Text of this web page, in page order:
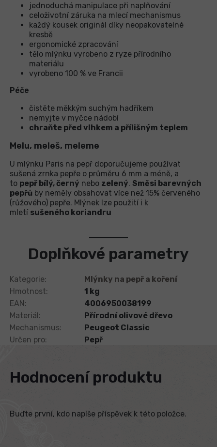
jednoduchá manipulace při naplňování
celoživotní záruka na mlecí mechanismus
každý kousek originál díky neopakovatelné
kresbě
ergonomické zpracování
tělo mlýnku vyrobeno z ryze přírodního
materiálu
vyrobeno 100 % ve Francii
Péče
čistěte měkkým suchým hadříkem
nemyjte v myčce nádobí
chraňte před vlhkem a přílišným teplem
Melu, meleš, meleme
U mlýnku Paris na pepř doporučujeme používat
sušená zrnka pepře o průměru 6 mm a méně, a
to pepř bílý, černý nebo zelený. Směsi barevných
pepřů by neměly obsahovat více než 15% červeného
(růžového) pepře. Mlýnek lze použití i k
mletí sušeného koriandru
Doplňkové parametry
Kategorie:
Mlýnky na pepř a koření
Hmotnost:
1 kg
EAN:
4006950038199
Materiál:
Přírodní olivové dřevo
Mechanismus:
Peugeot Classic
Určen pro: Pepř
Hodnocení produktu
Buďte první, kdo napíše příspěvek k této položce.